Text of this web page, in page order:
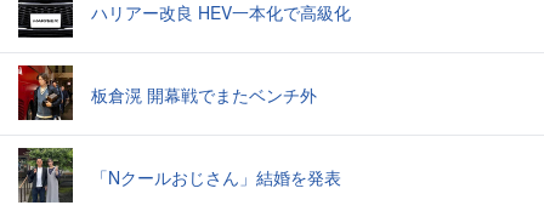
ハリアー改良 HEV一本化で高級化
板倉滉 開幕戦でまたベンチ外
「Nクールおじさん」結婚を発表